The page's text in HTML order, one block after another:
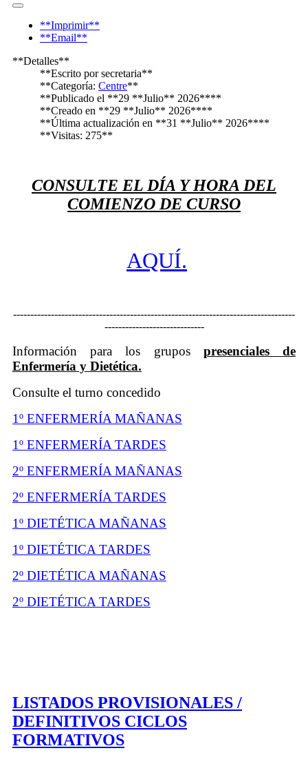
**Imprimir**
**Email**
**Detalles**
**Escrito porsecretaria**
**Categoría: Centre**
**Publicado el **29 **Julio** 2026****
**Creado en **29 **Julio** 2026****
**Última actualización en **31 **Julio** 2026****
**Visitas: 275**
CONSULTE EL DÍA Y HORA DEL
COMIENZO DE CURSO
AQUÍ.
----------------------------------------------------------------------------------
-----------------------------
Información para los grupos presenciales de
Enfermería y Dietética.
Consulte el turno concedido
1º ENFERMERÍA MAÑANAS
1º ENFERMERÍA TARDES
2º ENFERMERÍA MAÑANAS
2º ENFERMERÍA TARDES
1º DIETÉTICA MAÑANAS
1º DIETÉTICA TARDES
2º DIETÉTICA MAÑANAS
2º DIETÉTICA TARDES
LISTADOS PROVISIONALES /
DEFINITIVOS CICLOS
FORMATIVOS